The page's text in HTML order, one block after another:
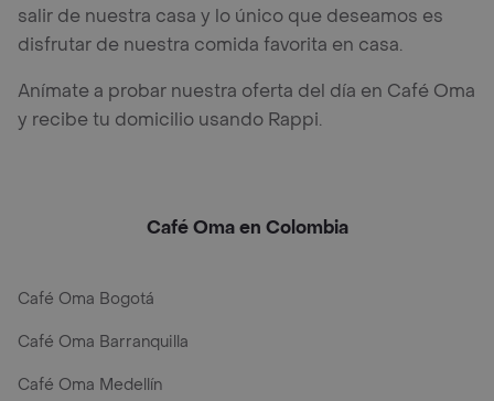
salir de nuestra casa y lo único que deseamos es
disfrutar de nuestra comida favorita en casa.
Anímate a probar nuestra oferta del día en Café Oma
y recibe tu domicilio usando Rappi.
Café Oma en Colombia
Café Oma Bogotá
Café Oma Barranquilla
Café Oma Medellín